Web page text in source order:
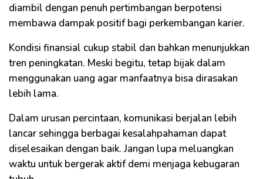
diambil dengan penuh pertimbangan berpotensi
membawa dampak positif bagi perkembangan karier.
Kondisi finansial cukup stabil dan bahkan menunjukkan
tren peningkatan. Meski begitu, tetap bijak dalam
menggunakan uang agar manfaatnya bisa dirasakan
lebih lama.
Dalam urusan percintaan, komunikasi berjalan lebih
lancar sehingga berbagai kesalahpahaman dapat
diselesaikan dengan baik. Jangan lupa meluangkan
waktu untuk bergerak aktif demi menjaga kebugaran